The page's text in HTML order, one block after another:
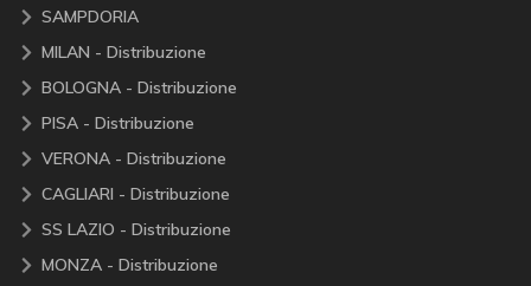
SAMPDORIA
MILAN - Distribuzione
BOLOGNA - Distribuzione
PISA - Distribuzione
VERONA - Distribuzione
CAGLIARI - Distribuzione
SS LAZIO - Distribuzione
MONZA - Distribuzione